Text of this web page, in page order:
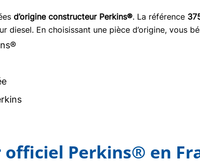
d’origine constructeur Perkins®. La référence
En choisissant une pièce d’origine, vous
Perkins® en